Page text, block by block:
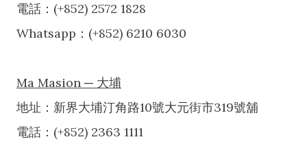
電話：(+852) 2572 1828
Whatsapp：(+852) 6210 6030
Ma Masion ─ 大埔
地址：新界大埔汀角路10號大元街市319號舖
電話：(+852) 2363 1111